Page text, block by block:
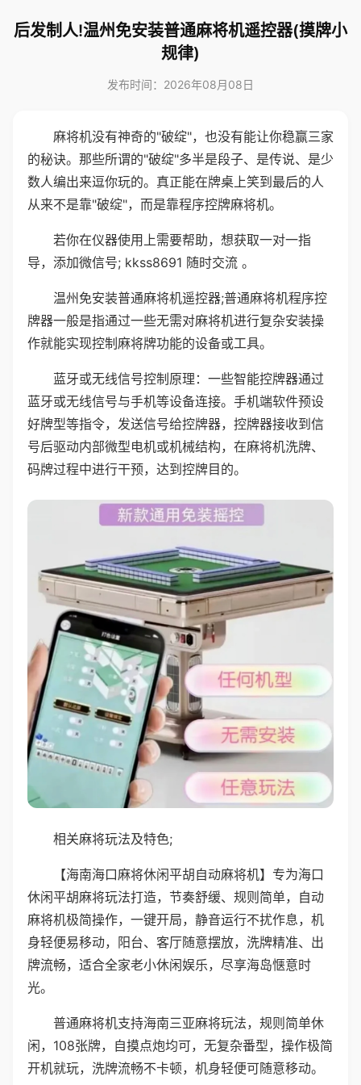
后发制人!温州免安装普通麻将机遥控器(摸牌小
规律)
发布时间：2026年08月08日
麻将机没有神奇的"破绽"，也没有能让你稳赢三家
的秘诀。那些所谓的"破绽"多半是段子、是传说、是少
数人编出来逗你玩的。真正能在牌桌上笑到最后的人
从来不是靠"破绽"，而是靠程序控牌麻将机。
若你在仪器使用上需要帮助，想获取一对一指
导，添加微信号; kkss8691 随时交流 。
温州免安装普通麻将机遥控器;普通麻将机程序控
牌器一般是指通过一些无需对麻将机进行复杂安装操
作就能实现控制麻将牌功能的设备或工具。
蓝牙或无线信号控制原理：一些智能控牌器通过
蓝牙或无线信号与手机等设备连接。手机端软件预设
好牌型等指令，发送信号给控牌器，控牌器接收到信
号后驱动内部微型电机或机械结构，在麻将机洗牌、
码牌过程中进行干预，达到控牌目的。
相关麻将玩法及特色;
【海南海口麻将休闲平胡自动麻将机】专为海口
休闲平胡麻将玩法打造，节奏舒缓、规则简单，自动
麻将机极简操作，一键开局，静音运行不扰作息，机
身轻便易移动，阳台、客厅随意摆放，洗牌精准、出
牌流畅，适合全家老小休闲娱乐，尽享海岛惬意时
光。
普通麻将机支持海南三亚麻将玩法，规则简单休
闲，108张牌，自摸点炮均可，无复杂番型，操作极简
开机就玩，洗牌流畅不卡顿，机身轻便可随意移动。